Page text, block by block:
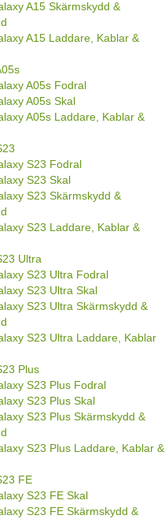
A15 Skärmskydd &
A15 Laddare, Kablar &
A05s Fodral
A05s Skal
A05s Laddare, Kablar &
S23 Fodral
S23 Skal
S23 Skärmskydd &
S23 Laddare, Kablar &
Ultra
S23 Ultra Fodral
S23 Ultra Skal
S23 Ultra Skärmskydd &
S23 Ultra Laddare, Kablar
Plus
S23 Plus Fodral
S23 Plus Skal
S23 Plus Skärmskydd &
S23 Plus Laddare, Kablar &
FE
S23 FE Skal
S23 FE Skärmskydd &